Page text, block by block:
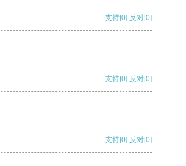
支持[0] 反对[0]
支持[0] 反对[0]
支持[0] 反对[0]